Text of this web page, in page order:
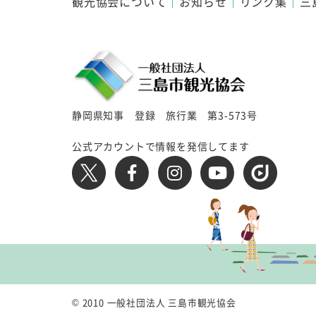
静岡県知事 登録 旅行業 第3-573号
公式アカウントで情報を発信してます
© 2010 一般社団法人 三島市観光協会